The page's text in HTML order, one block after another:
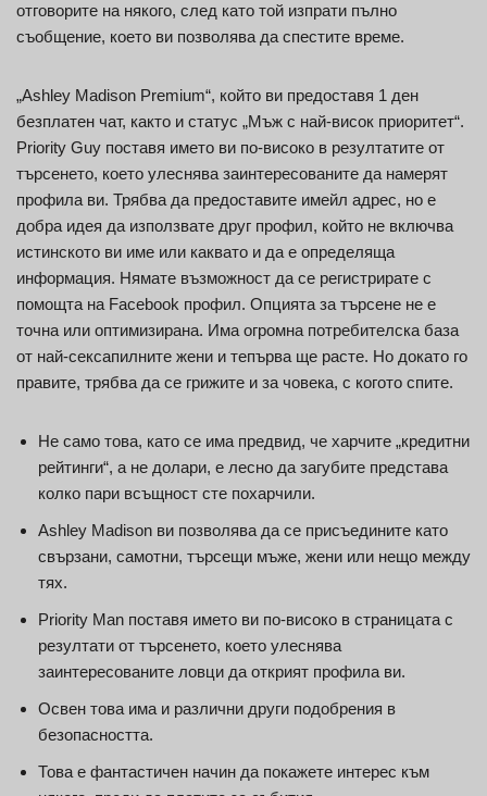
отговорите на някого, след като той изпрати пълно
съобщение, което ви позволява да спестите време.
„Ashley Madison Premium“, който ви предоставя 1 ден
безплатен чат, както и статус „Мъж с най-висок приоритет“.
Priority Guy поставя името ви по-високо в резултатите от
търсенето, което улеснява заинтересованите да намерят
профила ви. Трябва да предоставите имейл адрес, но е
добра идея да използвате друг профил, който не включва
истинското ви име или каквато и да е определяща
информация. Нямате възможност да се регистрирате с
помощта на Facebook профил. Опцията за търсене не е
точна или оптимизирана. Има огромна потребителска база
от най-сексапилните жени и тепърва ще расте. Но докато го
правите, трябва да се грижите и за човека, с когото спите.
Не само това, като се има предвид, че харчите „кредитни
рейтинги“, а не долари, е лесно да загубите представа
колко пари всъщност сте похарчили.
Ashley Madison ви позволява да се присъедините като
свързани, самотни, търсещи мъже, жени или нещо между
тях.
Priority Man поставя името ви по-високо в страницата с
резултати от търсенето, което улеснява
заинтересованите ловци да открият профила ви.
Освен това има и различни други подобрения в
безопасността.
Това е фантастичен начин да покажете интерес към